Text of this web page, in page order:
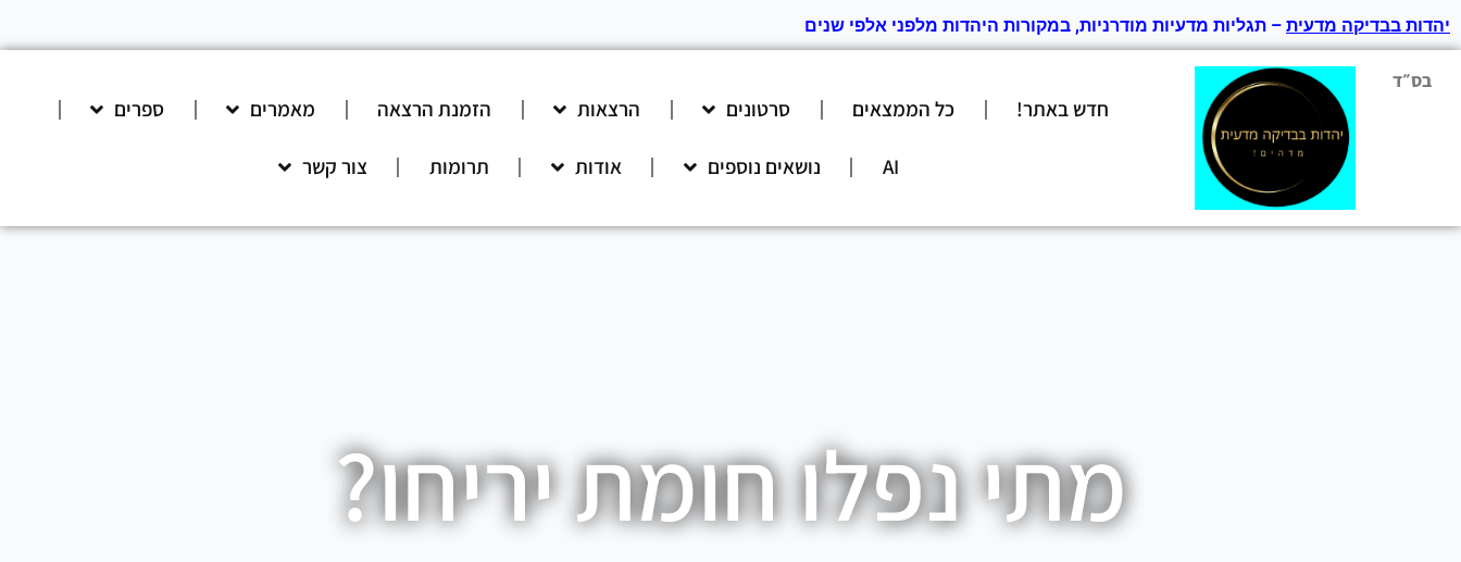
יהדות בבדיקה מדעית – תגליות מדעיות מודרניות, במקורות היהדות מלפני אלפי שנים
בס״ד
חדש באתר! כל הממצאים סרטונים הרצאות הזמנת הרצאה מאמרים ספרים
AI נושאים נוספים אודות תרומות צור קשר
מתי נפלו חומת יריחו?